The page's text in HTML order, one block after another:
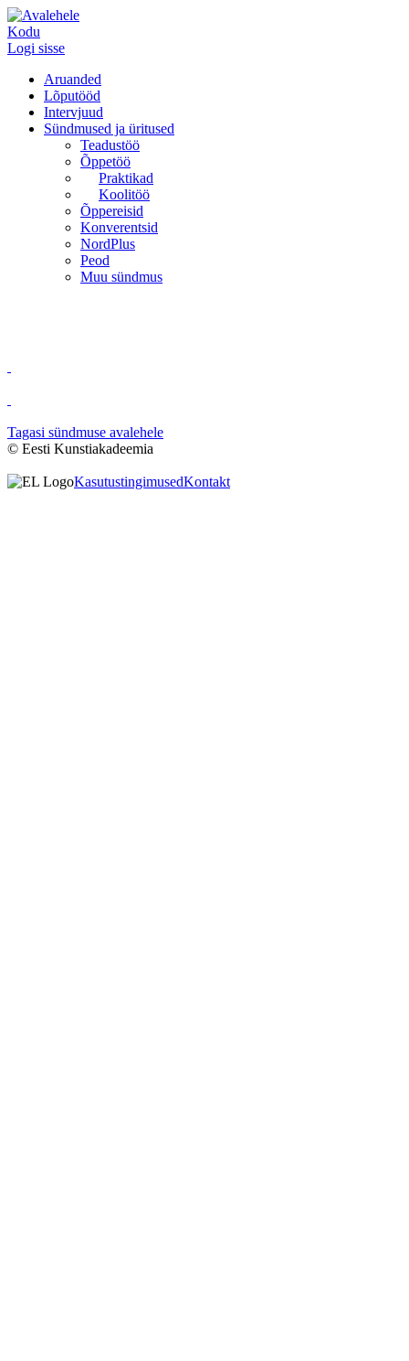
Kodu
Logi sisse
Aruanded
Lõputööd
Intervjuud
Sündmused ja üritused
Teadustöö
Õppetöö
Praktikad
Koolitöö
Õppereisid
Konverentsid
NordPlus
Peod
Muu sündmus
Tagasi sündmuse avalehele
© Eesti Kunstiakadeemia
KasutustingimusedKontakt